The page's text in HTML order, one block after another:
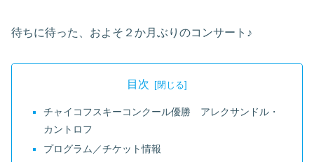
待ちに待った、およそ２か月ぶりのコンサート♪
目次
チャイコフスキーコンクール優勝 アレクサンドル・
カントロフ
プログラム／チケット情報